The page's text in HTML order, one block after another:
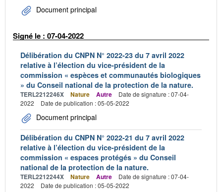
Document principal
Signé le : 07-04-2022
Délibération du CNPN N° 2022-23 du 7 avril 2022
relative à l’élection du vice-président de la
commission « espèces et communautés biologiques
» du Conseil national de la protection de la nature.
TERL2212246X Nature Autre
Date de signature : 07-04-
2022
Date de publication : 05-05-2022
Document principal
Délibération du CNPN N° 2022-21 du 7 avril 2022
relative à l’élection du vice-président de la
commission « espaces protégés » du Conseil
national de la protection de la nature.
TERL2212244X Nature Autre
Date de signature : 07-04-
2022
Date de publication : 05-05-2022